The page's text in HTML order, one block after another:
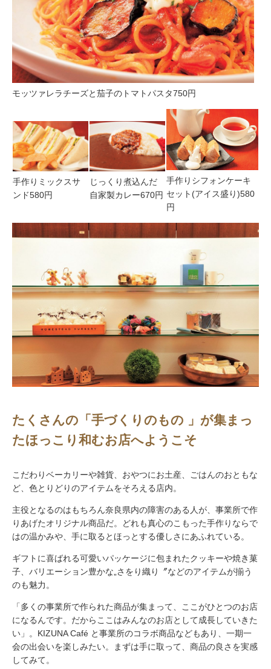
モッツァレラチーズと茄子のトマトパスタ750円
手作りミックスサ
ンド580円
じっくり煮込んだ
自家製カレー670円
手作りシフォンケーキ
セット(アイス盛り)580
円
たくさんの「手づくりのもの 」が集まっ
たほっこり和むお店へようこそ
こだわりベーカリーや雑貨、おやつにお土産、ごはんのおともな
ど、色とりどりのアイテムをそろえる店内。
主役となるのはもちろん奈良県内の障害のある人が、事業所で作
りあげたオリジナル商品だ。どれも真心のこもった手作りならで
はの温かみや、手に取るとほっとする優しさにあふれている。
ギフトに喜ばれる可愛いパッケージに包まれたクッキーや焼き菓
子、バリエーション豊かな„さをり織り〞などのアイテムが揃う
のも魅力。
「多くの事業所で作られた商品が集まって、ここがひとつのお店
になるんです。だからここはみんなのお店として成長していきた
い」。KIZUNA Café と事業所のコラボ商品などもあり、一期一
会の出会いを楽しみたい。まずは手に取って、商品の良さを実感
してみて。